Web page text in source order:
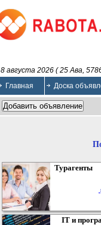
8 августа 2026 ( 25 Ава,
Главная
Доска
Турагенты
IT и